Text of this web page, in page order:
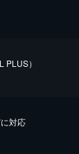
PLUS）
対応